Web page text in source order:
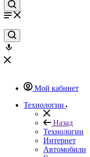
Мой кабинет
Технологии
Назад
Технологии
Интернет
Автомобили